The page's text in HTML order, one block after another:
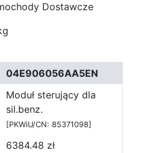
Dostawcze
04E906056AA5EN
Moduł sterujący dla
sil.benz.
[PKWiU/CN: 85371098]
6384.48 zł